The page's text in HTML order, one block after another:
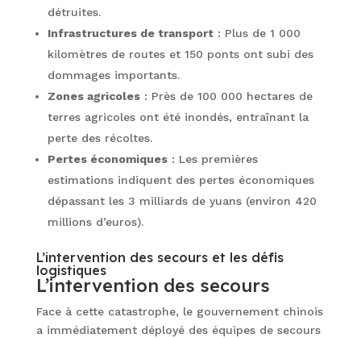
détruites.
Infrastructures de transport: Plus de 1 000
kilomètres de routes et 150 ponts ont subi des
dommages importants.
Zones agricoles: Près de 100 000 hectares de
terres agricoles ont été inondés, entraînant la
perte des récoltes.
Pertes économiques: Les premières
estimations indiquent des pertes économiques
dépassant les 3 milliards de yuans (environ 420
millions d’euros).
L’intervention des secours et les défis
logistiques
L’intervention des secours
Face à cette catastrophe, le gouvernement chinois
a immédiatement déployé des équipes de secours